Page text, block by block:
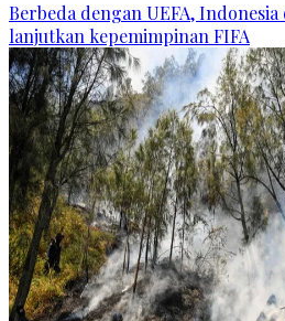
Berbeda dengan UEFA,
lanjutkan kepemimpinan FIFA